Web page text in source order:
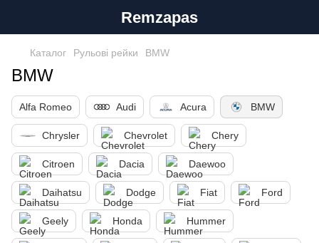
Remzapas
Каталог Рульові рейки BMW
BMW
Alfa Romeo Audi Acura BMW
Chrysler Chevrolet Chery
Citroen Dacia Daewoo
Daihatsu Dodge Fiat Ford
Geely Honda Hummer